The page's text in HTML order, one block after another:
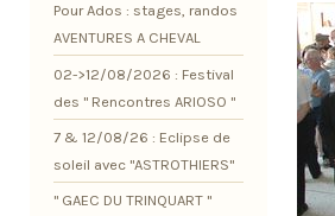
Pour Ados : stages, randos
AVENTURES A CHEVAL
02->12/08/2026 : Festival
des " Rencontres ARIOSO "
7 & 12/08/26 : Eclipse de
soleil avec "ASTROTHIERS"
" GAEC DU TRINQUART "